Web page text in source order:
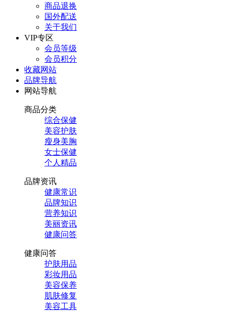
商品退换
国外配送
关于我们
VIP专区
会员等级
会员积分
收藏网站
品牌导航
网站导航
商品分类
综合保健
美容护肤
瘦身美胸
女士保健
个人精品
品牌资讯
健康常识
品牌知识
营养知识
美丽资讯
健康问答
健康问答
护肤用品
彩妆用品
美容保养
肌肤修复
美容工具